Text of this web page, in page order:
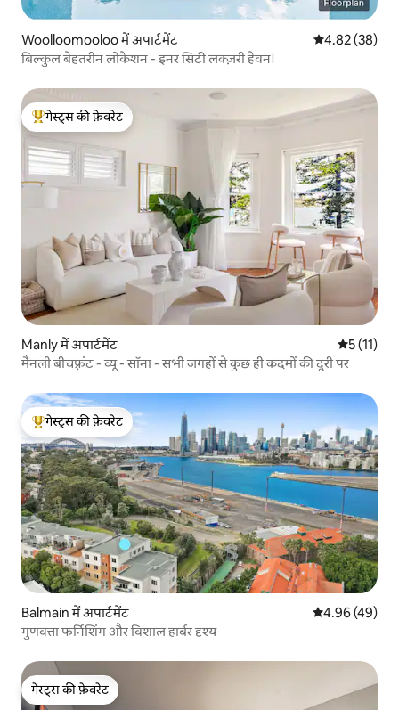
Woolloomooloo में अपार्टमेंट औसत रेटिंग 5 में
4.82 (38)
बिल्कुल बेहतरीन लोकेशन - इनर सिटी लक्ज़री हेवन।
गेस्ट्स का टॉप फ़ेवरेट
गेस्ट्स की फ़ेवरेट
Manly में अपार्टमेंट औसत रेटिंग
5 (11)
मैनली बीचफ़्रंट - व्यू - सॉना - सभी जगहों से कुछ ही कदमों की दूरी पर
गेस्ट्स का टॉप फ़ेवरेट
गेस्ट्स की फ़ेवरेट
Balmain में अपार्टमेंट औसत रेटिंग 5 में
4.96 (49)
गुणवत्ता फर्निशिंग और विशाल हार्बर दृश्य
गेस्ट्स की फ़ेवरेट
गेस्ट्स की फ़ेवरेट